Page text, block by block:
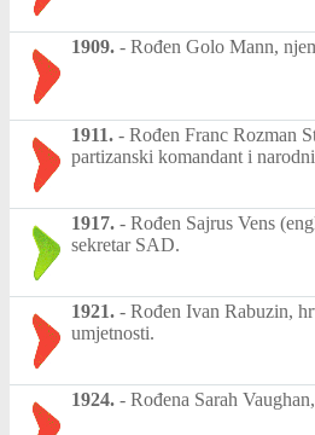
1909. - Rođen Golo Mann,
1911. - Rođen Franc Rozman
partizanski komandant i
1917. - Rođen Sajrus Vens
sekretar SAD.
1921. - Rođen Ivan Rabuzin,
umjetnosti.
1924. - Rođena Sarah